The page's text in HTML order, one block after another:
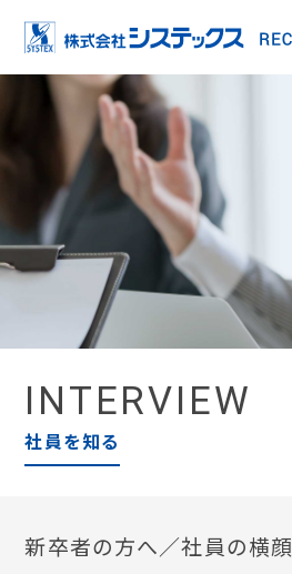
INTERVIEW
社員を知る
新卒者の方へ／社員の横顔